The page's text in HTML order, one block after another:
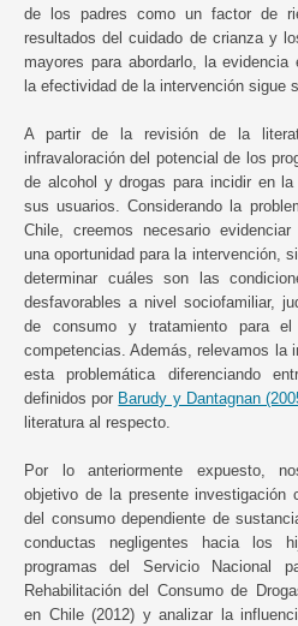
de los padres como un factor de
resultados del cuidado de crianza y
mayores para abordarlo, la
la efectividad de la intervención sigue
A partir de la revisión de la
infravaloración del potencial de los
de alcohol y drogas para incidir en
sus usuarios. Considerando la
Chile, creemos necesario
una oportunidad para la intervención,
determinar cuáles son las
desfavorables a nivel sociofamiliar,
de consumo y tratamiento para
competencias. Además, relevamos la
esta problemática diferenciando
definidos por Barudy y Dantagnan
literatura al respecto.
Por lo anteriormente expuesto,
objetivo de la presente investigación
del consumo dependiente de
conductas negligentes hacia los
programas del Servicio Nacional
Rehabilitación del Consumo de
en Chile (2012) y analizar la